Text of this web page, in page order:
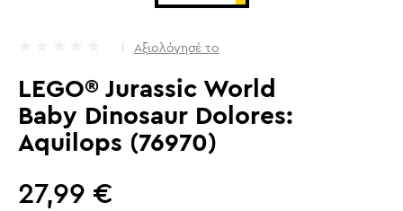
Αξιολόγησέ το
LEGO® Jurassic World
Baby Dinosaur Dolores:
Aquilops (76970)
27,99 €